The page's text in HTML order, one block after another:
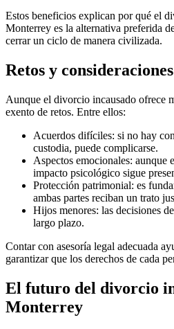
Estos beneficios explican por qué el
Monterrey es la alternativa preferida
cerrar un ciclo de manera civilizada.
Retos y consideraciones
Aunque el divorcio incausado ofrece
exento de retos. Entre ellos:
Acuerdos difíciles: si no hay
custodia, puede complicarse.
Aspectos emocionales: aunque
impacto psicológico sigue
Protección patrimonial: es
ambas partes reciban un trato
Hijos menores: las decisiones
largo plazo.
Contar con asesoría legal adecuada
garantizar que los derechos de cada
El futuro del divorcio
Monterrey